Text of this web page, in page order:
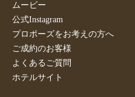
ムービー
公式Instagram
プロポーズをお考えの方へ
ご成約のお客様
よくあるご質問
ホテルサイト